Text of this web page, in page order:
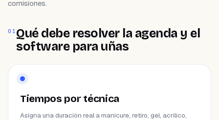
comisiones.
01 Qué debe resolver la agenda y el
software para uñas
Tiempos por técnica
Asigna una duración real a manicure, retiro, gel, acrílico,